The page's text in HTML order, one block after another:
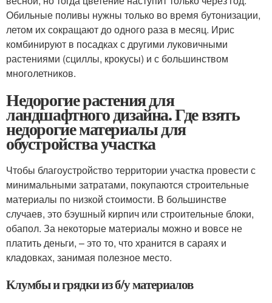
Обильные поливы нужны только во время бутонизации,
летом их сокращают до одного раза в месяц. Ирис
комбинируют в посадках с другими луковичными
растениями (сциллы, крокусы) и с большинством
многолетников.
Недорогие растения для
ландшафтного дизайна. Где взять
недорогие материалы для
обустройства участка
Чтобы благоустройство территории участка провести с
минимальными затратами, покупаются строительные
материалы по низкой стоимости. В большинстве
случаев, это бэушный кирпич или строительные блоки,
обапол. За некоторые материалы можно и вовсе не
платить деньги, – это то, что хранится в сараях и
кладовках, занимая полезное место.
Клумбы и грядки из б/у материалов